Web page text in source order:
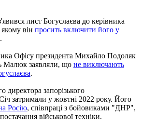
лист Богуслаєва до керівника
він просить включити його у
.
Офісу президента Михайло Подоляк
Малюк заявляли, що не виключають
.
директора запорізького
затримали у жовтні 2022 року. Його
Росію, співпраці з бойовиками "ДНР",
військової техніки.